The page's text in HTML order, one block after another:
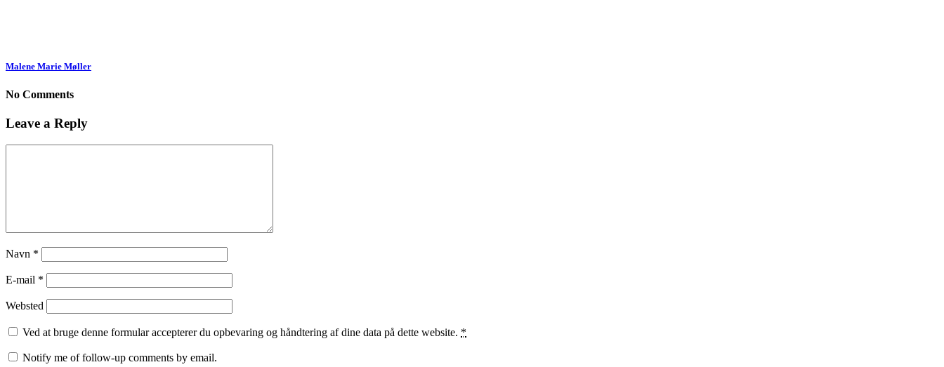
Malene Marie Møller
No Comments
Leave a Reply
Navn *
E-mail *
Websted
Ved at bruge denne formular accepterer du opbevaring og håndtering af dine data på dette website. *
Notify me of follow-up comments by email.